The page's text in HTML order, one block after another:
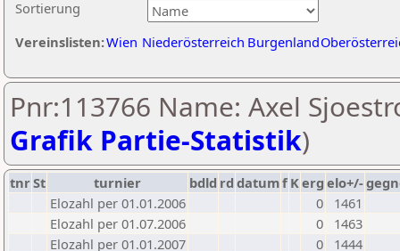
Sortierung
Vereinslisten:Wien Niederösterreich Burgenland
Pnr:113766 Name: Axel
Grafik Partie-Statistik)
tnrSt turnier bdld rd datumf Kerg elo+/-
Elozahl per 01.01.2006
0
1461
Elozahl per 01.07.2006
0
1463
Elozahl per 01.01.2007
0
1444